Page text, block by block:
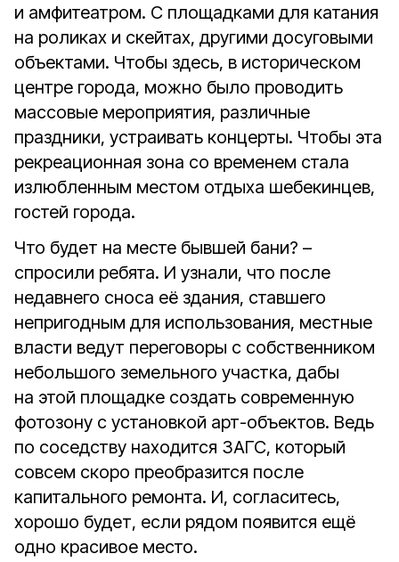
и амфитеатром. С площадками для катания
на роликах и скейтах, другими досуговыми
объектами. Чтобы здесь, в историческом
центре города, можно было проводить
массовые мероприятия, различные
праздники, устраивать концерты. Чтобы эта
рекреационная зона со временем стала
излюбленным местом отдыха шебекинцев,
гостей города.
Что будет на месте бывшей бани? –
спросили ребята. И узнали, что после
недавнего сноса её здания, ставшего
непригодным для использования, местные
власти ведут переговоры с собственником
небольшого земельного участка, дабы
на этой площадке создать современную
фотозону с установкой арт-объектов. Ведь
по соседству находится ЗАГС, который
совсем скоро преобразится после
капитального ремонта. И, согласитесь,
хорошо будет, если рядом появится ещё
одно красивое место.